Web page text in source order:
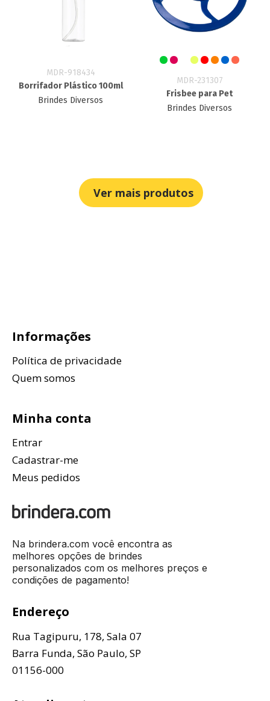
MDR-918434
Borrifador Plástico 100ml
Brindes Diversos
MDR-231307
Frisbee para Pet
Brindes Diversos
Ver mais produtos
Informações
Política de privacidade
Quem somos
Minha conta
Entrar
Cadastrar-me
Meus pedidos
Na brindera.com você encontra as
melhores opções de brindes
personalizados com os melhores preços e
condições de pagamento!
Endereço
Rua Tagipuru, 178, Sala 07
Barra Funda, São Paulo, SP
01156-000